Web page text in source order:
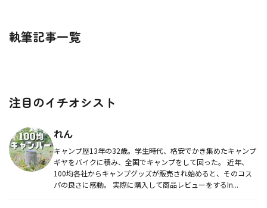
執筆記事一覧
注目のイチオシスト
れん
キャンプ歴13年の32歳。学生時代、格安でかき集めたキャンプ
ギヤをバイクに積み、全国でキャンプをして回った。 近年、
100均各社からキャンプグッズが販売され始めると、そのコス
パの良さに感動。 実際に購入して商品レビューをするIn...